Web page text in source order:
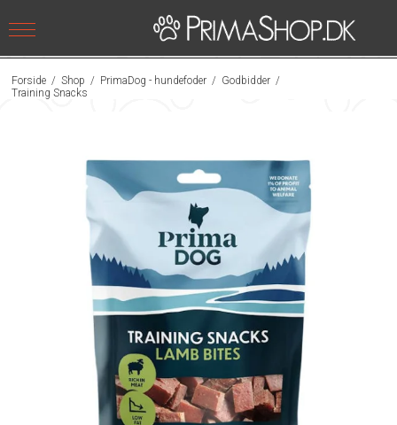
Forside / Shop / PrimaDog - hundefoder / Godbidder /
Training Snacks